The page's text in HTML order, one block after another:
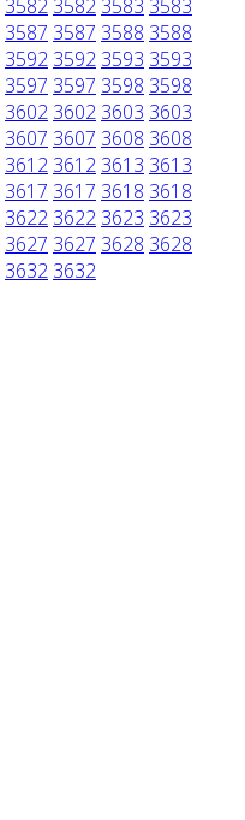
3582 3582 3583 3583
3587 3587 3588 3588
3592 3592 3593 3593
3597 3597 3598 3598
3602 3602 3603 3603
3607 3607 3608 3608
3612 3612 3613 3613
3617 3617 3618 3618
3622 3622 3623 3623
3627 3627 3628 3628
3632 3632